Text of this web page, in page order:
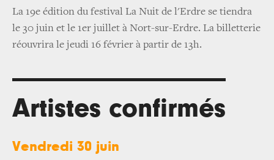
La 19e édition du festival La Nuit de l'Erdre se tiendra
le 30 juin et le 1er juillet à Nort-sur-Erdre. La billetterie
réouvrira le jeudi 16 février à partir de 13h.
Artistes confirmés
Vendredi 30 juin